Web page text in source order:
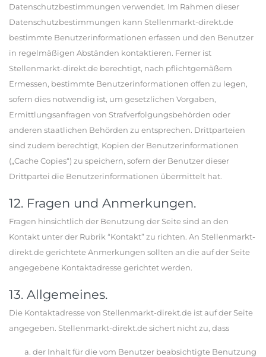
Datenschutzbestimmungen verwendet. Im Rahmen dieser
Datenschutzbestimmungen kann Stellenmarkt-direkt.de
bestimmte Benutzerinformationen erfassen und den Benutzer
in regelmäßigen Abständen kontaktieren. Ferner ist
Stellenmarkt-direkt.de berechtigt, nach pflichtgemäßem
Ermessen, bestimmte Benutzerinformationen offen zu legen,
sofern dies notwendig ist, um gesetzlichen Vorgaben,
Ermittlungsanfragen von Strafverfolgungsbehörden oder
anderen staatlichen Behörden zu entsprechen. Drittparteien
sind zudem berechtigt, Kopien der Benutzerinformationen
(„Cache Copies“) zu speichern, sofern der Benutzer dieser
Drittpartei die Benutzerinformationen übermittelt hat.
12. Fragen und Anmerkungen.
Fragen hinsichtlich der Benutzung der Seite sind an den
Kontakt unter der Rubrik “Kontakt” zu richten. An Stellenmarkt-
direkt.de gerichtete Anmerkungen sollten an die auf der Seite
angegebene Kontaktadresse gerichtet werden.
13. Allgemeines.
Die Kontaktadresse von Stellenmarkt-direkt.de ist auf der Seite
angegeben. Stellenmarkt-direkt.de sichert nicht zu, dass
der Inhalt für die vom Benutzer beabsichtigte Benutzung